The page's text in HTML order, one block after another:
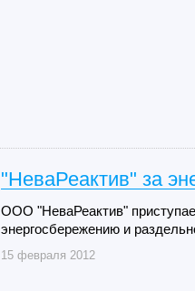
"НеваРеактив" за
ООО "НеваРеактив"
энергосбережению и
15 февраля 2012